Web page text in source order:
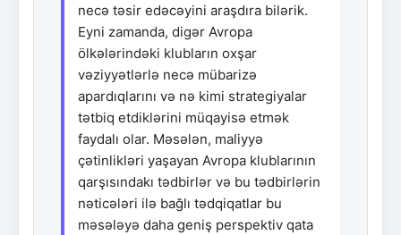
necə təsir edəcəyini araşdıra bilərik.
Eyni zamanda, digər Avropa
ölkələrindəki klubların oxşar
vəziyyətlərlə necə mübarizə
apardıqlarını və nə kimi strategiyalar
tətbiq etdiklərini müqayisə etmək
faydalı olar. Məsələn, maliyyə
çətinlikləri yaşayan Avropa klublarının
qarşısındakı tədbirlər və bu tədbirlərin
nəticələri ilə bağlı tədqiqatlar bu
məsələyə daha geniş perspektiv qata